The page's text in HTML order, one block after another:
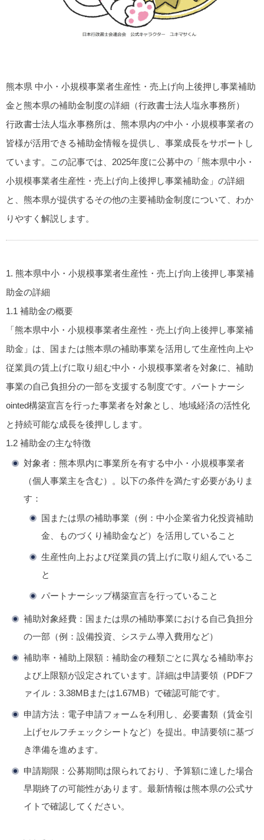
熊本県 中小・小規模事業者生産性・売上げ向上後押し事業補助
金と熊本県の補助金制度の詳細（行政書士法人塩永事務所）
行政書士法人塩永事務所は、熊本県内の中小・小規模事業者の
皆様が活用できる補助金情報を提供し、事業成長をサポートし
ています。この記事では、2025年度に公募中の「熊本県中小・
小規模事業者生産性・売上げ向上後押し事業補助金」の詳細
と、熊本県が提供するその他の主要補助金制度について、わか
りやすく解説します。
1. 熊本県中小・小規模事業者生産性・売上げ向上後押し事業補
助金の詳細
1.1 補助金の概要
「熊本県中小・小規模事業者生産性・売上げ向上後押し事業補
助金」は、国または熊本県の補助事業を活用して生産性向上や
従業員の賃上げに取り組む中小・小規模事業者を対象に、補助
事業の自己負担分の一部を支援する制度です。パートナーシ
ointed構築宣言を行った事業者を対象とし、地域経済の活性化
と持続可能な成長を後押しします。
1.2 補助金の主な特徴
対象者 ：熊本県内に事業所を有する中小・小規模事業者
（個人事業主を含む）。以下の条件を満たす必要がありま
す：
国または県の補助事業（例：中小企業省力化投資補助
金、ものづくり補助金など）を活用していること
生産性向上および従業員の賃上げに取り組んでいるこ
と
パートナーシップ構築宣言を行っていること
補助対象経費 ：国または県の補助事業における自己負担分
の一部（例：設備投資、システム導入費用など）
補助率・補助上限額 ：補助金の種類ごとに異なる補助率お
よび上限額が設定されています。詳細は申請要領（PDFフ
ァイル：3.38MBまたは1.67MB）で確認可能です。
申請方法 ：電子申請フォームを利用し、必要書類（賃金引
上げセルフチェックシートなど）を提出。申請要領に基づ
き準備を進めます。
申請期限 ：公募期間は限られており、予算額に達した場合
早期終了の可能性があります。最新情報は熊本県の公式サ
イトで確認してください。